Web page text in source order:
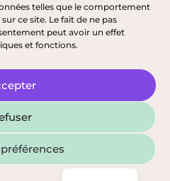
telles que le comportement
ce site. Le fait de ne pas
peut avoir un effet
et fonctions.
Permis de l’ODNQ de nos nutritionnistes
Épithélia, Clinique
English